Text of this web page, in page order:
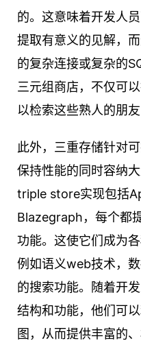
的。这意味着开发人
提取有意义的见解，
的复杂连接或复杂的
三元组商店，不仅可
以检索这些熟人的朋
此外，三重存储针对
保持性能的同时容纳
triple store实现包括
Blazegraph，每个都
功能。这使它们成为
例如语义web技术，
的搜索功能。随着开
结构和功能，他们可
图，从而提供丰富的